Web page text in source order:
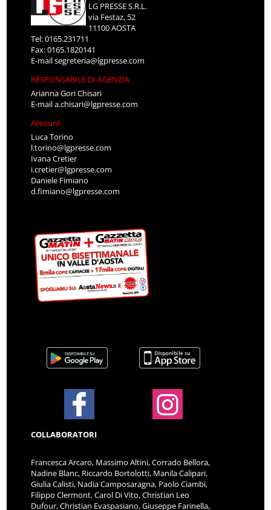
LG PRESSE S.R.L.
via Festaz, 52
11100 AOSTA
Tel: 0165.231711
Fax: 0165.1820141
E-mailsegreteria@lgpresse.com
RESPONSABILE DI AGENZIA
Arianna Gori Chisari
E-maila.chisari@lgpresse.com
Account
Luca Torino
l.torino@lgpresse.com
Ivana Cretier
i.cretier@lgpresse.com
Daniele Fimiano
d.fimiano@lgpresse.com
COLLABORATORI
Francesca Arcaro, Massimo Altini, Corrado Bellora,
Nadine Blanc, Riccardo Bortolotti, Manila Calipari,
Giulia Calisti, Nadia Camposaragna, Paolo Ciambi,
Filippo Clermont, Carol Di Vito, Christian Leo
Dufour, Christian Evaspasiano, Giuseppe Farinella,